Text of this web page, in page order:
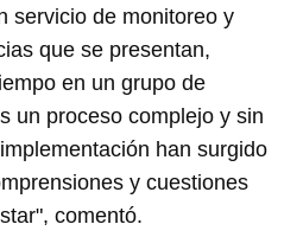
servicio de monitoreo y
que se presentan,
en un grupo de
un proceso complejo y sin
han surgido
y cuestiones
comentó.